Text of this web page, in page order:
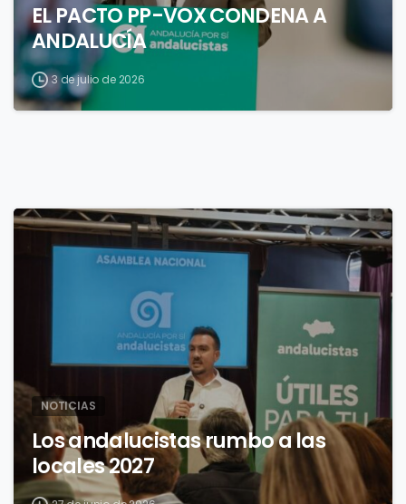
EL PACTO PP-VOX CONDENA A
ANDALUCÍA
3 de julio de 2026
4
NOTICIAS
Los andalucistas rumbo a las
locales 2027